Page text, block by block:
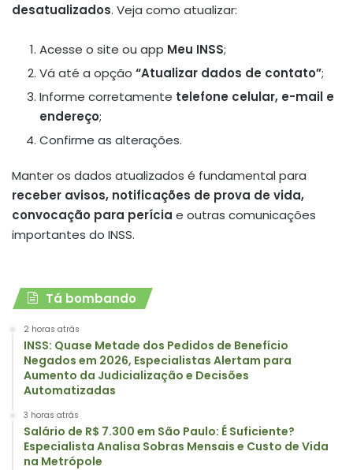
desatualizados. Veja como atualizar:
Acesse o site ou app Meu INSS;
Vá até a opção “Atualizar dados de contato”;
Informe corretamente telefone celular, e-mail e
endereço;
Confirme as alterações.
Manter os dados atualizados é fundamental para
receber avisos, notificações de prova de vida,
convocação para perícia e outras comunicações
importantes do INSS.
Tá bombando
2 horas atrás
INSS: Quase Metade dos Pedidos de Benefício
Negados em 2026, Especialistas Alertam para
Aumento da Judicialização e Decisões
Automatizadas
3 horas atrás
Salário de R$ 7.300 em São Paulo: É Suficiente?
Especialista Analisa Sobras Mensais e Custo de Vida
na Metrópole